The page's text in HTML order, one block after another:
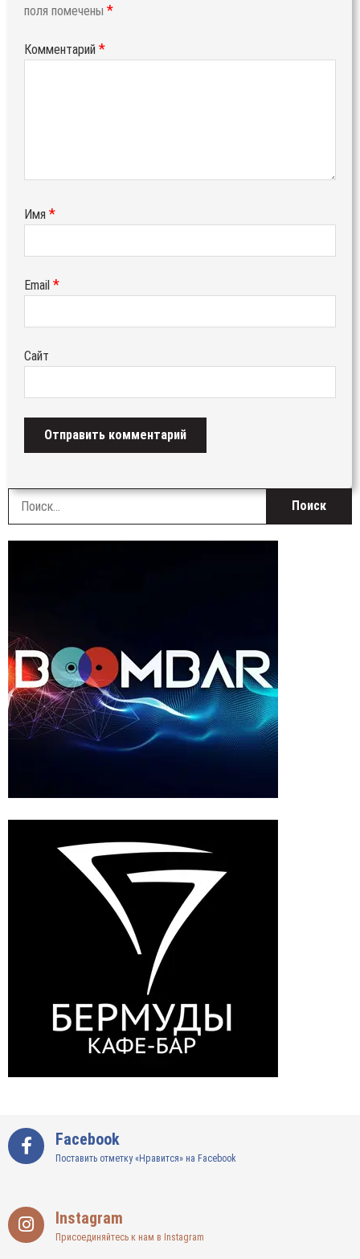
поля помечены *
Комментарий *
Имя *
Email *
Сайт
Facebook
Поставить отметку «Нравится» на Facebook
Instagram
Присоединяйтесь к нам в Instagram